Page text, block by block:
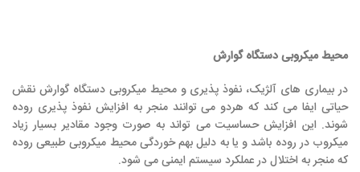
محیط میکروبی دستگاه گوارش
در بیماری های آلژیک، نفوذ پذیری و محیط میکروبی دستگاه گوارش نقش
حیاتی ایفا می کند که هردو می توانند منجر به افزایش نفوذ پذیری روده
شوند. این افزایش حساسیت می تواند به صورت وجود مقادیر بسیار زیاد
میکروب در روده باشد و یا به دلیل بهم خوردگی محیط میکروبی طبیعی روده
که منجر به اختلال در عملکرد سیستم ایمنی می شود.